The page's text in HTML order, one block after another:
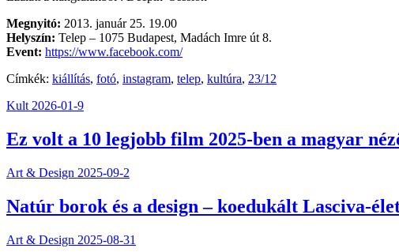
Megnyitó: 2013. január 25. 19.00
Helyszín: Telep – 1075 Budapest, Madách Imre út 8.
Event: https://www.facebook.com/
Címkék: kiállítás, fotó, instagram, telep, kultúra, 23/12
Kult 2026-01-9
Ez volt a 10 legjobb film 2025-ben a magyar
Art & Design 2025-09-2
Natúr borok és a design – koedukált Lasciva-
Art & Design 2025-08-31